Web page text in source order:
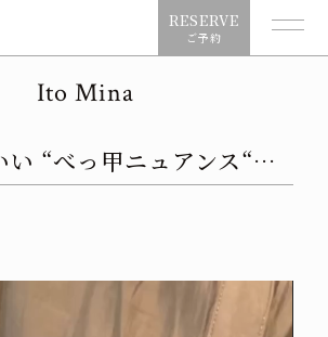
RESERVE
ご予約
Ito Mina
い “べっ甲ニュアンス“…